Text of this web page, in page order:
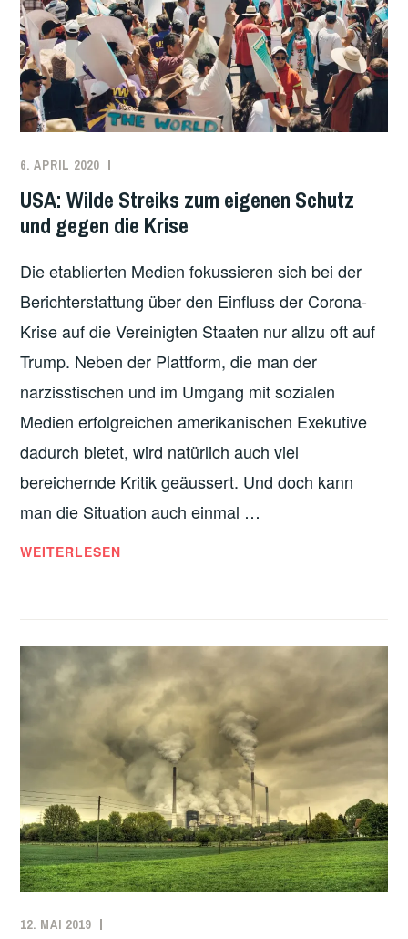
6. APRIL 2020
ARBEITSKÄMPFE
GESUNDHEIT,
USA
USA: Wilde Streiks zum eigenen Schutz
und gegen die Krise
Die etablierten Medien fokussieren sich bei der
Berichterstattung über den Einfluss der Corona-
Krise auf die Vereinigten Staaten nur allzu oft auf
Trump. Neben der Plattform, die man der
narzisstischen und im Umgang mit sozialen
Medien erfolgreichen amerikanischen Exekutive
dadurch bietet, wird natürlich auch viel
bereichernde Kritik geäussert. Und doch kann
man die Situation auch einmal …
USA:
EIGENEN
SCHUTZ
UND
DIE
KRISE
WEITERLESEN
12. MAI 2019